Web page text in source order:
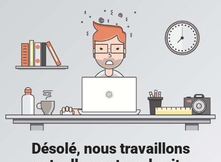
Désolé, nous travaillons